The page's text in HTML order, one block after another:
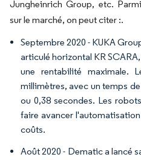
Jungheinrich Group, etc.
sur le marché, on peut citer :.
Septembre 2020 - KUKA
articulé horizontal KR
une rentabilité maximale.
millimètres, avec un temps
ou 0,38 secondes. Les
faire avancer
coûts.
Août 2020 - Dematic a lancé